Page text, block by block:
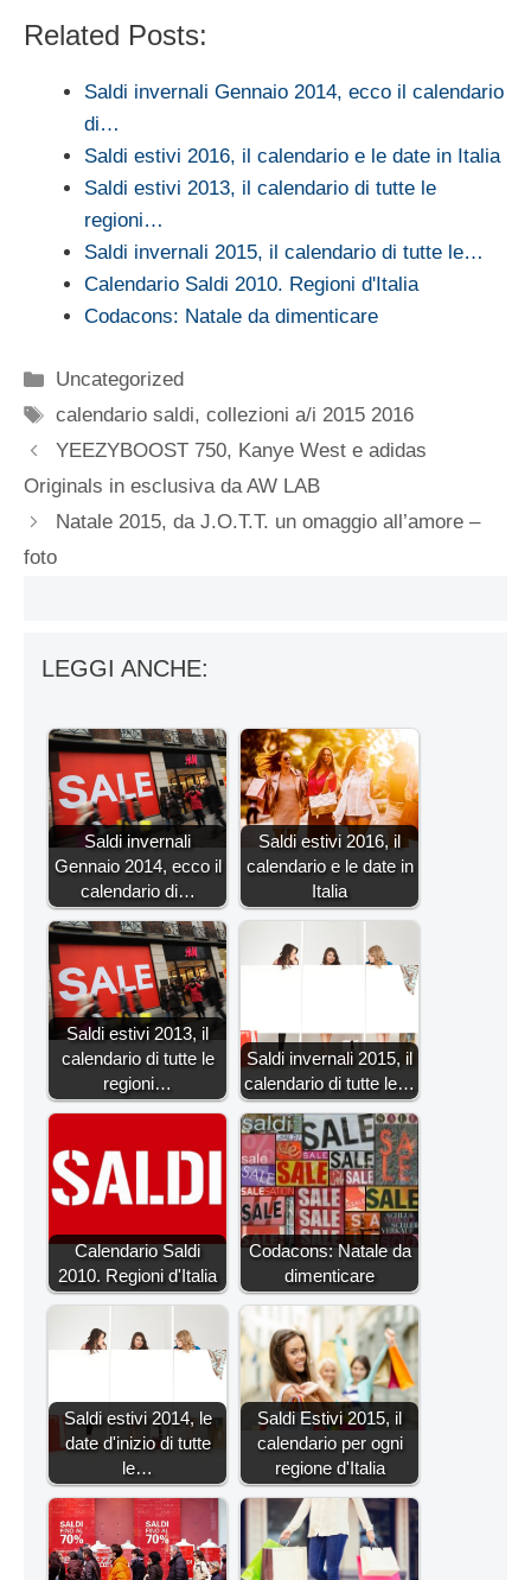
Related Posts:
Saldi invernali Gennaio 2014, ecco il calendario
di…
Saldi estivi 2016, il calendario e le date in Italia
Saldi estivi 2013, il calendario di tutte le
regioni…
Saldi invernali 2015, il calendario di tutte le…
Calendario Saldi 2010. Regioni d'Italia
Codacons: Natale da dimenticare
Categorie
Uncategorized
Tag
calendario saldi,collezioni a/i 2015 2016
YEEZYBOOST 750, Kanye West e adidas
Originals in esclusiva da AW LAB
Natale 2015, da J.O.T.T. un omaggio all’amore –
foto
LEGGI ANCHE:
Saldi invernali
Gennaio 2014, ecco il
calendario di…
Saldi estivi 2016, il
calendario e le date in
Italia
Saldi estivi 2013, il
calendario di tutte le
regioni…
Saldi invernali 2015, il
calendario di tutte le…
Calendario Saldi
2010. Regioni d'Italia
Codacons: Natale da
dimenticare
Saldi estivi 2014, le
date d'inizio di tutte
le…
Saldi Estivi 2015, il
calendario per ogni
regione d'Italia